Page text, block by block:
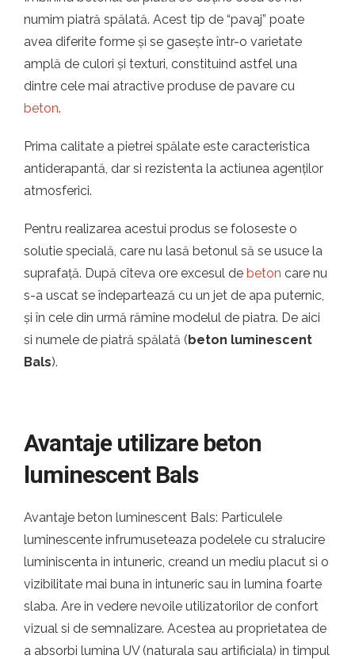
numim piatră spălată. Acest tip de “pavaj” poate
avea diferite forme și se gasește într-o varietate
amplă de culori și texturi, constituind astfel una
dintre cele mai atractive produse de pavare cu
beton.
Prima calitate a pietrei spălate este caracteristica
antiderapantă, dar si rezistenta la actiunea agenților
atmosferici.
Pentru realizarea acestui produs se foloseste o
solutie specială, care nu lasă betonul să se usuce la
suprafață. După cîteva ore excesul de beton care nu
s-a uscat se îndepartează cu un jet de apa puternic,
și în cele din urmă rămîne modelul de piatra. De aici
si numele de piatră spălată (beton luminescent
Bals).
Avantaje utilizare beton
luminescent Bals
Avantaje beton luminescent Bals: Particulele
luminescente infrumuseteaza podelele cu stralucire
luminiscenta in intuneric, creand un mediu placut si o
vizibilitate mai buna in intuneric sau in lumina foarte
slaba. Are in vedere nevoile utilizatorilor de confort
vizual si de semnalizare. Acestea au proprietatea de
a absorbi lumina UV (naturala sau artificiala) in timpul